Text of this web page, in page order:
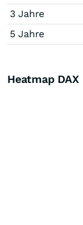
3 Jahre
5 Jahre
Heatmap